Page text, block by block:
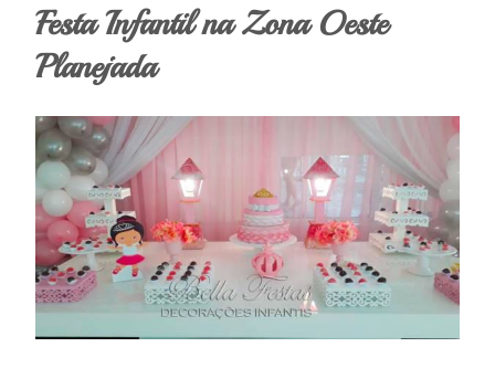
Festa Infantil na Zona Oeste
Planejada